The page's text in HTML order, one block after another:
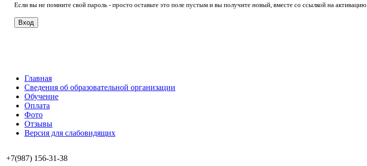
Если вы не помните свой пароль - просто оставьте это поле пустым и вы получите новый, вместе со ссылкой на активацию.
Вход
Главная
Сведения об образовательной организации
Обучение
Оплата
Фото
Отзывы
Версия для слабовидящих
+7(987) 156-31-38